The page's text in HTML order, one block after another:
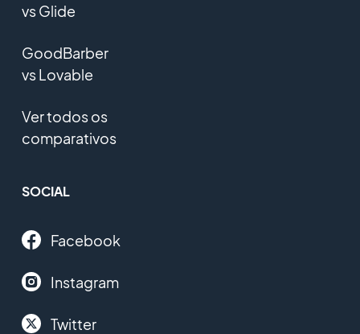
vs Glide
GoodBarber
vs Lovable
Ver todos os
comparativos
SOCIAL
Facebook
Instagram
Twitter